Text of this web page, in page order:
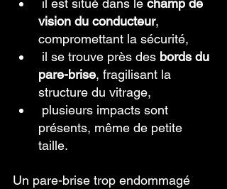
il est situé dans le champ de
vision du conducteur,
compromettant la sécurité,
il se trouve près des bords du
pare-brise, fragilisant la
structure du vitrage,
présents, même de petite
taille.
Un pare-brise trop endommagé